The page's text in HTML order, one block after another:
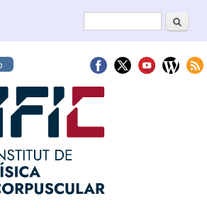
Formulari deCerca